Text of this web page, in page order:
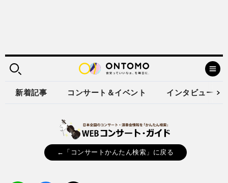
新着記事 コンサート＆イベント インタビュー
←「コンサートかんたん検索」に戻る